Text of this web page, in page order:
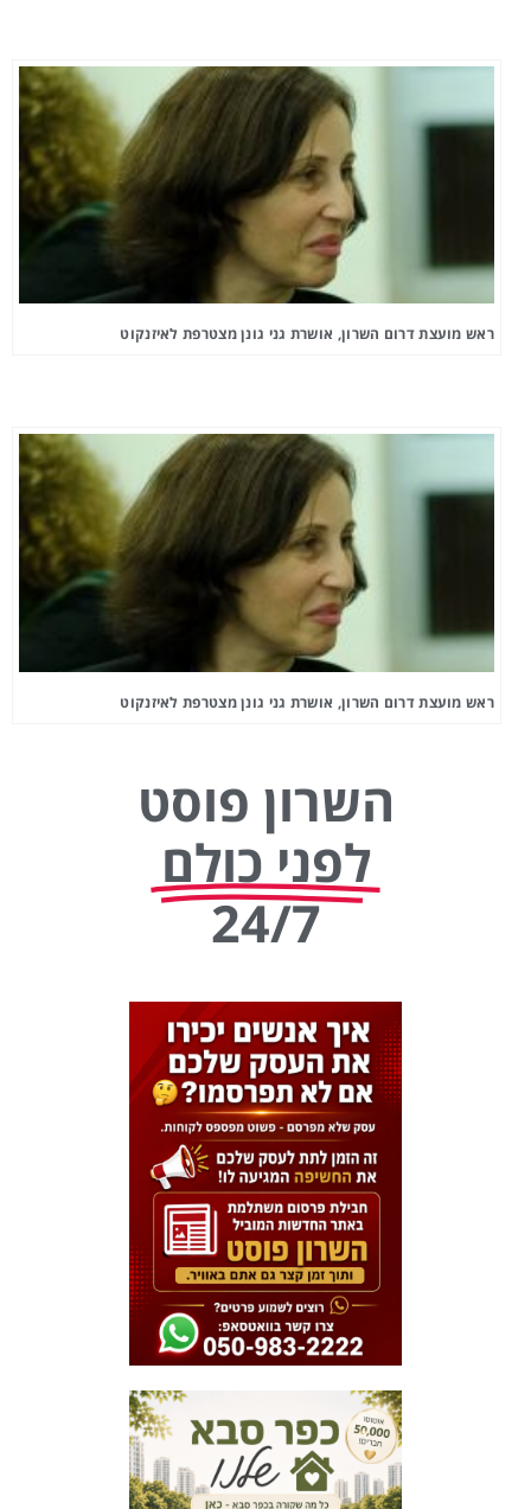
ראש מועצת דרום השרון, אושרת גני גונן מצטרפת לאיזנקוט
ראש מועצת דרום השרון, אושרת גני גונן מצטרפת לאיזנקוט
השרון פוסט
לפני כולם
24/7